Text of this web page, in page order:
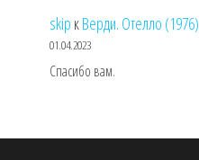
skip кВерди. Отелло (1976)
01.04.2023
Спасибо вам.